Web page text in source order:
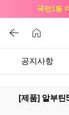
국민1등
공지사항
[제품] 알부틴